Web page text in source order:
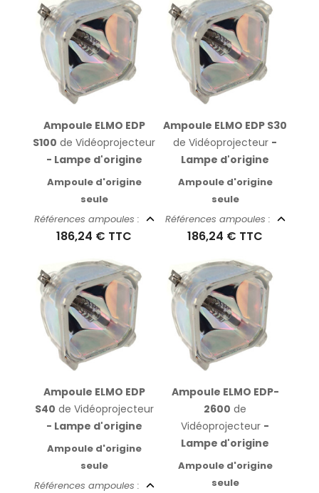
Ampoule ELMO EDP
S100 de Vidéoprojecteur
- Lampe d'origine
Ampoule d'origine
seule
Références ampoules :
186,24 € TTC
Ampoule ELMO EDP S30
de Vidéoprojecteur -
Lampe d'origine
Ampoule d'origine
seule
Références ampoules :
186,24 € TTC
Ampoule ELMO EDP
S40 de Vidéoprojecteur
- Lampe d'origine
Ampoule d'origine
seule
Références ampoules :
Ampoule ELMO EDP-
2600 de
Vidéoprojecteur -
Lampe d'origine
Ampoule d'origine
seule